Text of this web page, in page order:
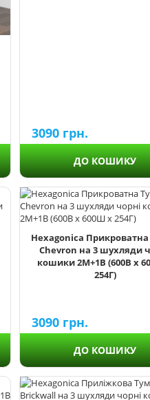
3090 грн.
ДО КОШИКУ
Hexagonica
Chevron на 3 шухляди
кошики 2М+1В (600В х
254Г)
3090 грн.
ДО КОШИКУ